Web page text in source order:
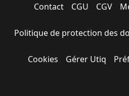
Contact CGU CGV
Politique de protection des
Cookies Gérer Utiq